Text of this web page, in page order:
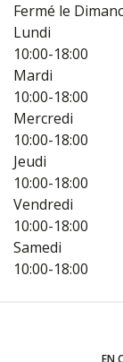
Fermé le
Lundi
10:00-18:00
Mardi
10:00-18:00
Mercredi
10:00-18:00
Jeudi
10:00-18:00
Vendredi
10:00-18:00
Samedi
10:00-18:00